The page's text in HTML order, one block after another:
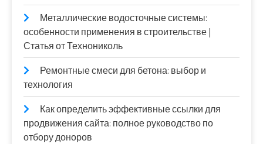
Металлические водосточные системы:
особенности применения в строительстве |
Статья от Технониколь
Ремонтные смеси для бетона: выбор и
технология
Как определить эффективные ссылки для
продвижения сайта: полное руководство по
отбору доноров